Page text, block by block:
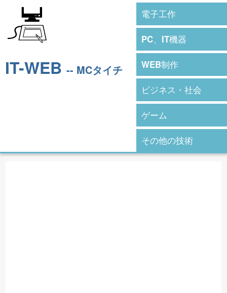
IT-WEB -- MCタイチ
電子工作
PC、IT機器
WEB制作
ビジネス・社会
ゲーム
その他の技術